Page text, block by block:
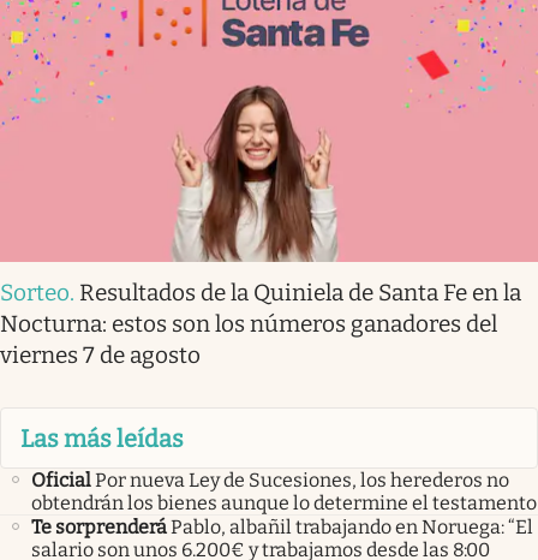
Sorteo. Resultados de la Quiniela de Santa Fe en la
Nocturna: estos son los números ganadores del
viernes 7 de agosto
Las más leídas
OficialPor nueva Ley de Sucesiones, los herederos no
obtendrán los bienes aunque lo determine el testamento
Te sorprenderáPablo, albañil trabajando en Noruega: “El
salario son unos 6.200€ y trabajamos desde las 8:00